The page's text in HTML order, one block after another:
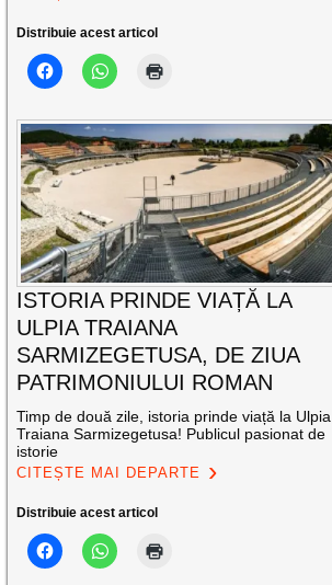
Distribuie acest articol
ISTORIA PRINDE VIAȚĂ LA
ULPIA TRAIANA
SARMIZEGETUSA, DE ZIUA
PATRIMONIULUI ROMAN
Timp de două zile, istoria prinde viață la Ulpia
Traiana Sarmizegetusa! Publicul pasionat de
istorie
CITEȘTE MAI DEPARTE
Distribuie acest articol